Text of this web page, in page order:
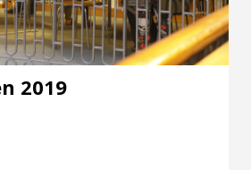
2019